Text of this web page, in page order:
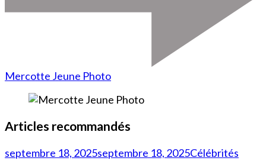
Mercotte Jeune Photo
Articles recommandés
septembre 18, 2025septembre 18, 2025Célébrités